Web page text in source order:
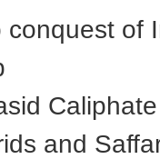
conquest of
and